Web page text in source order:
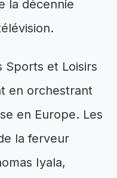
la décennie
Sports et Loisirs
en orchestrant
en Europe. Les
la ferveur
Iyala,